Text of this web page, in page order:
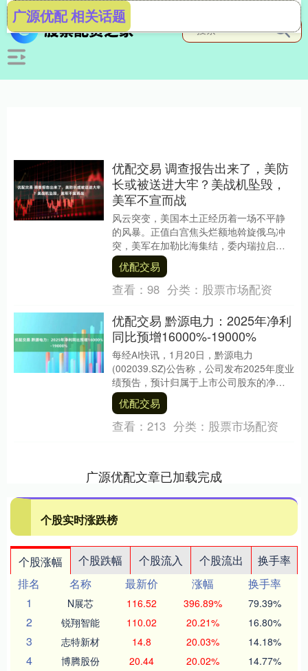
广源优配 相关话题
优配交易 调查报告出来了，美防
长或被送进大牢？美战机坠毁，
美军不宣而战
风云突变，美国本土正经历着一场不平静
的风暴。正值白宫焦头烂额地斡旋俄乌冲
突，美军在加勒比海集结，委内瑞拉启动
全国动员，而特朗普总统在是否对委动武
的问题上犹豫不决....
优配交易
查看： 98 分类： 股票市场配资
优配交易 黔源电力：2025年净利
同比预增16000%-19000%
每经AI快讯，1月20日，黔源电力
(002039.SZ)公告称，公司发布2025年度业
绩预告，预计归属于上市公司股东的净利
润为5.67亿元-6.33亿元，比上年....
优配交易
查看： 213 分类： 股票市场配资
广源优配文章已加载完成
个股实时涨跌榜
个股涨幅 个股跌幅 个股流入 个股流出
换手率
排名
名称 最新价 涨幅
换手率
1
N展芯 116.52 396.89% 79.39%
2 锐翔智能 110.02 20.21% 16.80%
3 志特新材 14.8 20.03% 14.18%
4 博腾股份 20.44 20.02% 14.77%